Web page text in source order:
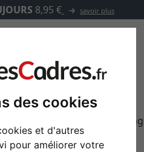
des cookies
et d'autres
pour améliorer votre
8,95 € savoir plus
TV
TV
de la marque Samsung
Frame ».